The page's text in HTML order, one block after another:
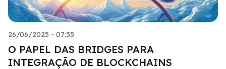
26/06/2025 - 07:35
O PAPEL DAS BRIDGES PARA
INTEGRAÇÃO DE BLOCKCHAINS